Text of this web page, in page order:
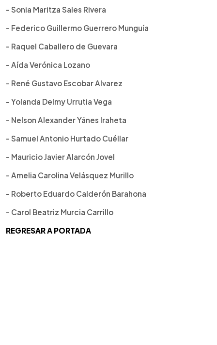
- Sonia Maritza Sales Rivera
- Federico Guillermo Guerrero Munguía
- Raquel Caballero de Guevara
- Aída Verónica Lozano
- René Gustavo Escobar Alvarez
- Yolanda Delmy Urrutia Vega
- Nelson Alexander Yánes Iraheta
- Samuel Antonio Hurtado Cuéllar
- Mauricio Javier Alarcón Jovel
- Amelia Carolina Velásquez Murillo
- Roberto Eduardo Calderón Barahona
- Carol Beatriz Murcia Carrillo
REGRESAR A PORTADA